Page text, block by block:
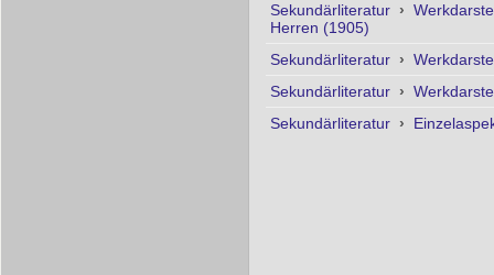
Sekundärliteratur ›
Herren (1905)
Sekundärliteratur ›
Sekundärliteratur ›
Sekundärliteratur ›